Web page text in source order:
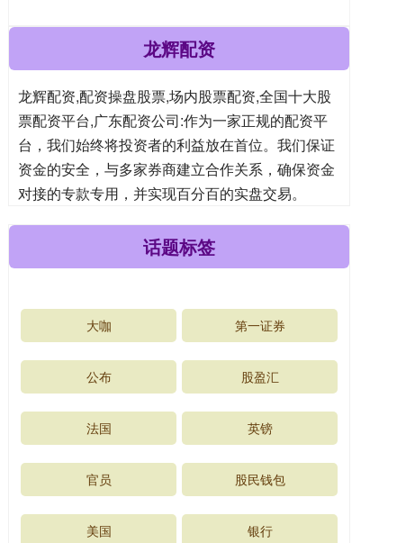
龙辉配资
龙辉配资,配资操盘股票,场内股票配资,全国十大股
票配资平台,广东配资公司:作为一家正规的配资平
台，我们始终将投资者的利益放在首位。我们保证
资金的安全，与多家券商建立合作关系，确保资金
对接的专款专用，并实现百分百的实盘交易。
话题标签
大咖 第一证券
公布 股盈汇
法国 英镑
官员 股民钱包
美国 银行